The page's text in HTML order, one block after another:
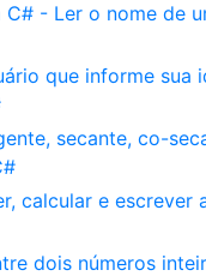
- Ler o nome de
que informe sua
secante, co-
calcular e
dois números